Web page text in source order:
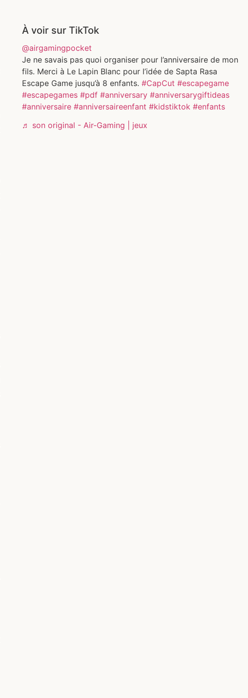
À voir sur TikTok
@airgamingpocket
Je ne savais pas quoi organiser pour l’anniversaire de mon
fils. Merci à Le Lapin Blanc pour l’idée de Sapta Rasa
Escape Game jusqu’à 8 enfants. #CapCut #escapegame
#escapegames #pdf #anniversary #anniversarygiftideas
#anniversaire #anniversaireenfant #kidstiktok #enfants
♬ son original - Air-Gaming | jeux